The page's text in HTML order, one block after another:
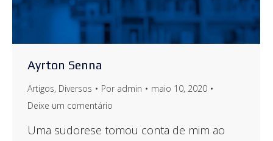
Ayrton Senna
Artigos, Diversos Por admin
maio 10, 2020
Deixe um comentário
Uma sudorese tomou conta de mim ao